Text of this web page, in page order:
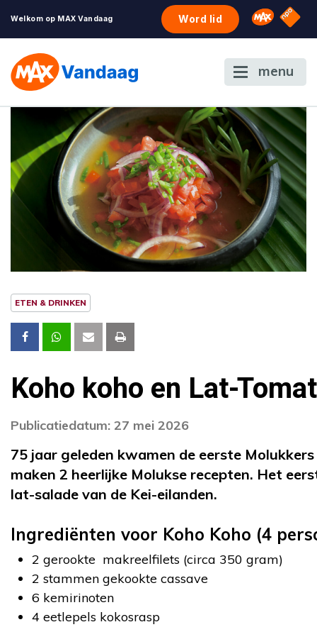
Welkom op MAX Vandaag Word lid Omroep
NPO
menu
ETEN & DRINKEN
Koho koho en Lat-
Publicatiedatum: 27 mei 2026
75 jaar geleden kwamen de eerste
maken 2 heerlijke Molukse recepten. Het
lat-salade van de Kei-eilanden.
Ingrediënten voor Koho Koho (4
2 gerookte makreelfilets (circa 350 gram)
2 stammen gekookte cassave
6 kemirinoten
4 eetlepels kokosrasp